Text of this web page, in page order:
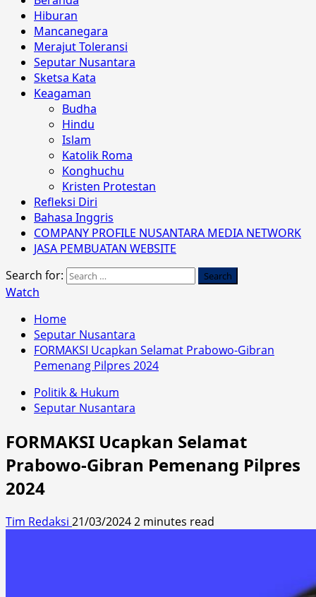
Hiburan
Mancanegara
Merajut Toleransi
Seputar Nusantara
Sketsa Kata
Keagaman
Budha
Hindu
Islam
Katolik Roma
Konghuchu
Kristen Protestan
Refleksi Diri
Bahasa Inggris
COMPANY PROFILE NUSANTARA MEDIA NETWORK
JASA PEMBUATAN WEBSITE
Search for:
Watch
Home
Seputar Nusantara
FORMAKSI Ucapkan Selamat Prabowo-Gibran
Pemenang Pilpres 2024
Politik & Hukum
Seputar Nusantara
FORMAKSI Ucapkan Selamat
Prabowo-Gibran Pemenang Pilpres
2024
Tim Redaksi 21/03/20242 minutes read